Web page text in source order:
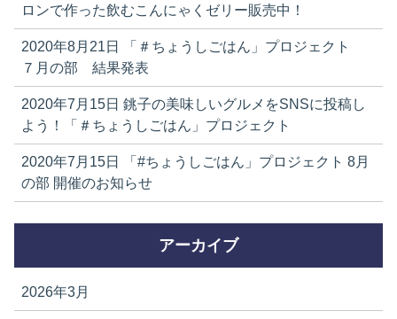
ロンで作った飲むこんにゃくゼリー販売中！
2020年8月21日
「＃ちょうしごはん」プロジェクト
７月の部 結果発表
2020年7月15日 銚子の美味しいグルメをSNSに投稿し
よう！「＃ちょうしごはん」プロジェクト
2020年7月15日
「#ちょうしごはん」プロジェクト 8月
の部 開催のお知らせ
アーカイブ
2026年3月